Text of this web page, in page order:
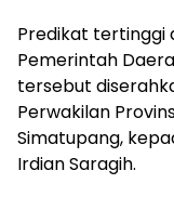
Predikat tertinggi
Pemerintah
tersebut
Perwakilan
Simatupang,
Irdian Saragih.